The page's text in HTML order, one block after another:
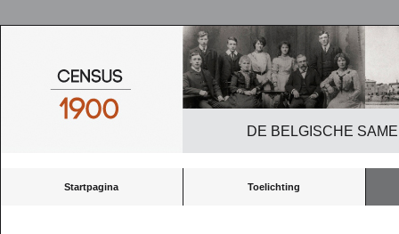
DE BELGISCHE
Startpagina Toelichting